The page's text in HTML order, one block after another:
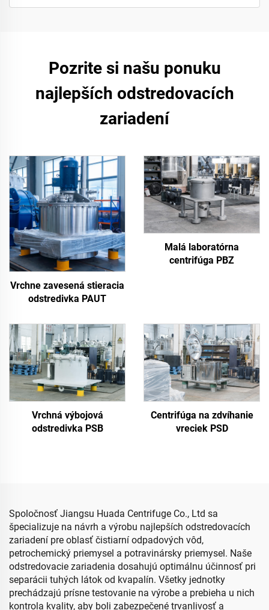
Pozrite si našu ponuku
najlepších odstredovacích
zariadení
Vrchne zavesená stieracia
odstredivka PAUT
Malá laboratórna
centrifúga PBZ
Vrchná výbojová
odstredivka PSB
Centrifúga na zdvíhanie
vreciek PSD
Spoločnosť Jiangsu Huada Centrifuge Co., Ltd sa
špecializuje na návrh a výrobu najlepších odstredovacích
zariadení pre oblasť čistiarní odpadových vôd,
petrochemický priemysel a potravinársky priemysel. Naše
odstredovacie zariadenia dosahujú optimálnu účinnosť pri
separácii tuhých látok od kvapalín. Všetky jednotky
prechádzajú prísne testovanie na výrobe a prebieha u nich
kontrola kvality, aby boli zabezpečené trvanlivosť a